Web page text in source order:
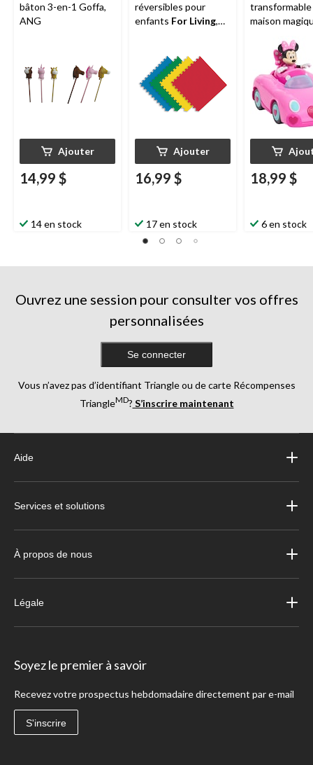
bâton 3-en-1 Goffa,
ANG
Ajouter
14,99 $
14 en stock
réversibles pour
enfants For Living,
Ajouter
16,99 $
17 en stock
transformable
maison
Mouse de
Junior, choix
ans et plus
18,99 $
6 en stock
Ouvrez une session pour consulter vos offres
personnalisées
Se connecter
Vous n’avez pas d’identifiant Triangle ou de carte Récompenses
TriangleMD? S’inscrire maintenant
Aide
Services et solutions
À propos de nous
Légale
Soyez le premier à savoir
Recevez votre prospectus hebdomadaire directement par e-mail
S'inscrire